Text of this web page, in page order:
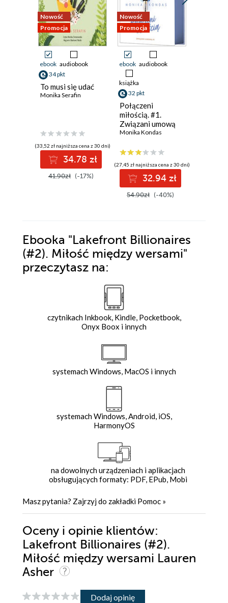
Nowość
Promocja
ebook audiobook
34 pkt
To musi się udać
Monika Serafin
(33,52 zł najniższa cena z 30 dni)
34.78 zł
41.90zł (-17%)
Nowość
Promocja
ebook audiobook
książka
32 pkt
Połączeni
miłością. #1.
Związani umową
Monika Kondas
(27,45 zł najniższa cena z 30 dni)
32.94 zł
54.90zł (-40%)
Ebooka "Lakefront Billionaires
(#2). Miłość między wersami"
przeczytasz na:
czytnikach Inkbook, Kindle, Pocketbook,
Onyx Boox i innych
systemach Windows, MacOS i innych
systemach Windows, Android, iOS,
HarmonyOS
na dowolnych urządzeniach i aplikacjach
obsługujących formaty: PDF, EPub, Mobi
Masz pytania? Zajrzyj do zakładki Pomoc »
Oceny i opinie klientów:
Lakefront Billionaires (#2).
Miłość między wersami Lauren
Asher
Dodaj opinię